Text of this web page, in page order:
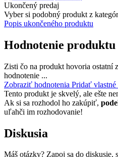
Ukončený predaj
Vyber si podobný produkt z
Popis ukončeného produktu
Hodnotenie produktu
Zisti čo na produkt hovoria ostatní
hodnotenie ...
Zobraziť hodnotenia Pridať vlastné
Tento produkt je skvelý, ale ešte
Ak si sa rozhodol ho zakúpiť,
uľahči im rozhodovanie!
Diskusia
Máš otázky? Zapoj sa do diskusie,